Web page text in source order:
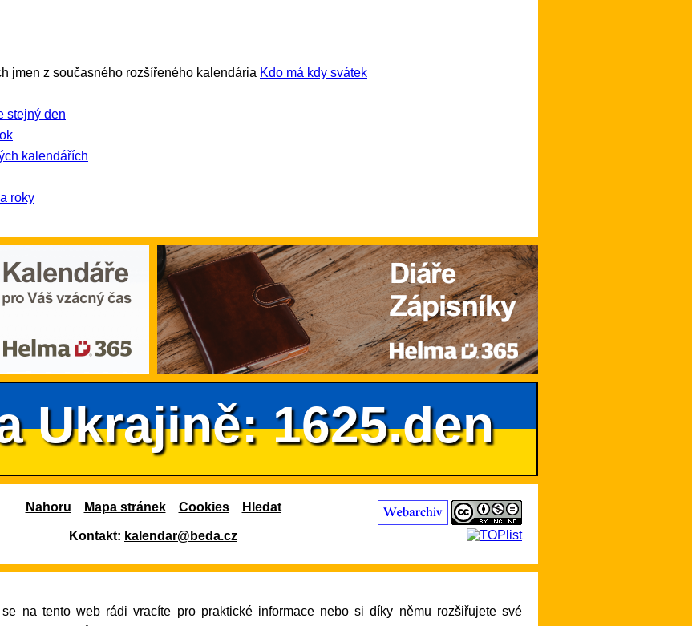
jmen z současného rozšířeného kalendária Kdo má kdy svátek
stejný den
kalendářích
roky
Ukrajině: 1625.den
Nahoru Mapa stránek Cookies Hledat
Kontakt: kalendar@beda.cz